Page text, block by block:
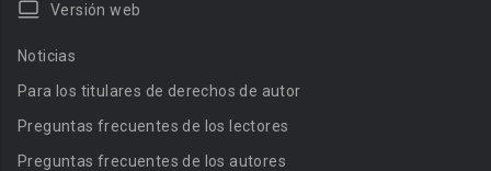
Versión web
Noticias
Para los titulares de derechos de autor
Preguntas frecuentes de los lectores
Preguntas frecuentes de los autores